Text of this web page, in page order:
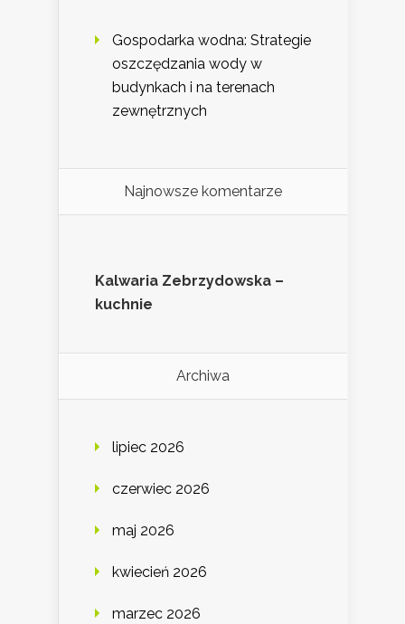
Gospodarka wodna: Strategie
oszczędzania wody w
budynkach i na terenach
zewnętrznych
Najnowsze komentarze
Kalwaria Zebrzydowska –
kuchnie
Archiwa
lipiec 2026
czerwiec 2026
maj 2026
kwiecień 2026
marzec 2026